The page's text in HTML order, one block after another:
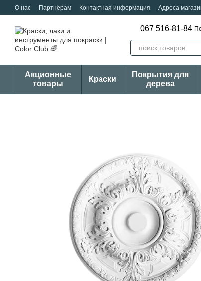
Перейти к основному контенту
О нас Партнёрам Контактная информация Адреса
067 516-81-84
Акционные
товары
Краски
Покрытия для
дерева